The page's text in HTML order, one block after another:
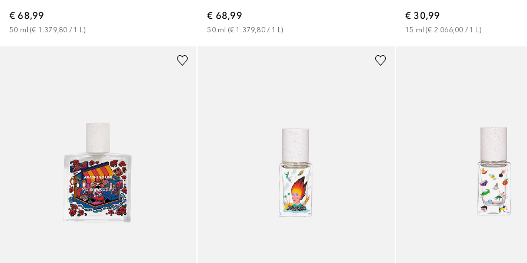
€ 68,99
50 ml (€ 1.379,80 / 1 L)
€ 68,99
50 ml (€ 1.379,80 / 1 L)
€ 30,99
15 ml (€ 2.066,00 / 1 L)